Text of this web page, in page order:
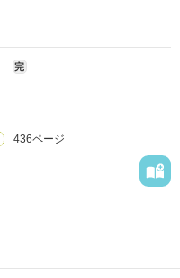
完
436ページ